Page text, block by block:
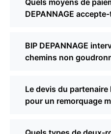
Quels moyens de
DEPANNAGE
BIP DEPANNAGE
chemins non
Le devis du partenaire
pour un remorquage